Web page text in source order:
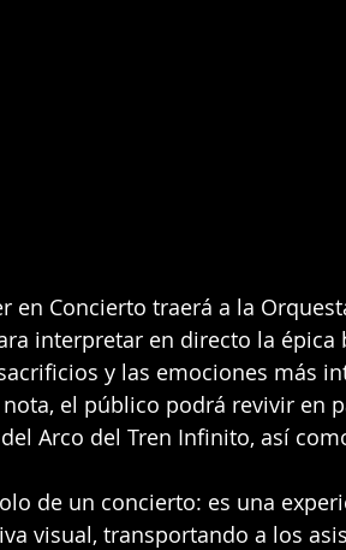
en Concierto traerá a la
interpretar en directo la
y las emociones más
el público podrá revivir en
Arco del Tren Infinito, así
de un concierto: es una
visual, transportando a los